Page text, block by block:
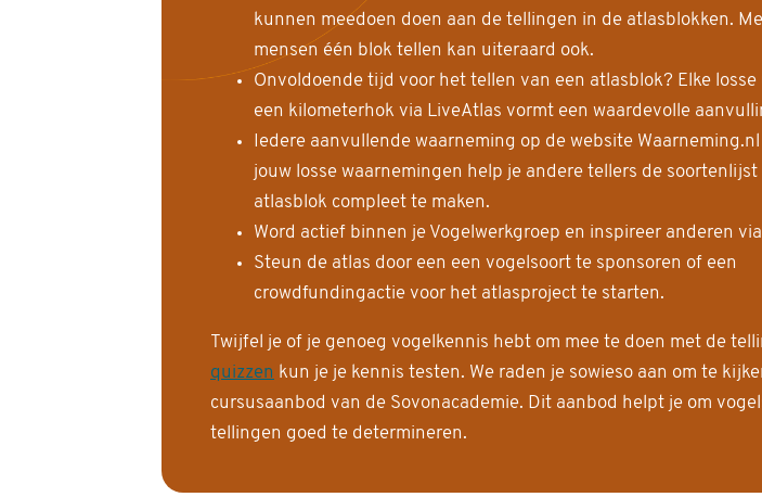
kunnen meedoen doen aan de tellingen in de atlasblokken.
mensen één blok tellen kan uiteraard ook.
Onvoldoende tijd voor het tellen van een atlasblok? Elke
een kilometerhok via LiveAtlas vormt een waardevolle
Iedere aanvullende waarneming op de website
jouw losse waarnemingen help je andere tellers de soortenlijst
atlasblok compleet te maken.
Word actief binnen je Vogelwerkgroep en inspireer anderen
Steun de atlas door een een vogelsoort te sponsoren of een
crowdfundingactie voor het atlasproject te starten.
Twijfel je of je genoeg vogelkennis hebt om mee te doen met de
quizzen kun je je kennis testen. We raden je sowieso aan om te
cursusaanbod van de Sovonacademie. Dit aanbod helpt je om
tellingen goed te determineren.